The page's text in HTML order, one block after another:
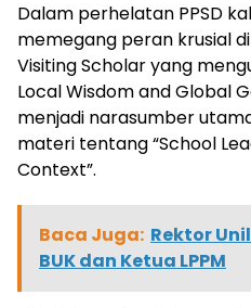
Dalam perhelatan PPSD
memegang peran krusial
Visiting Scholar yang
Local Wisdom and Global
menjadi narasumber
materi tentang “School
Context”.
Baca Juga: Rektor
BUK dan Ketua LPPM